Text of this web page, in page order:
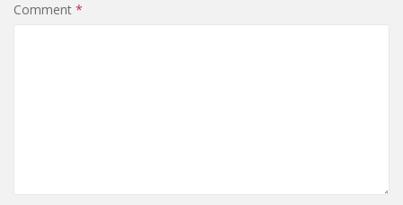
Comment *